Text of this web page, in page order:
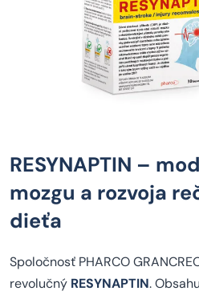
RESYNAPTIN –
mozgu a rozvoja
dieťa
Spoločnosť PHARCO
revolučný RESYNAPTIN.